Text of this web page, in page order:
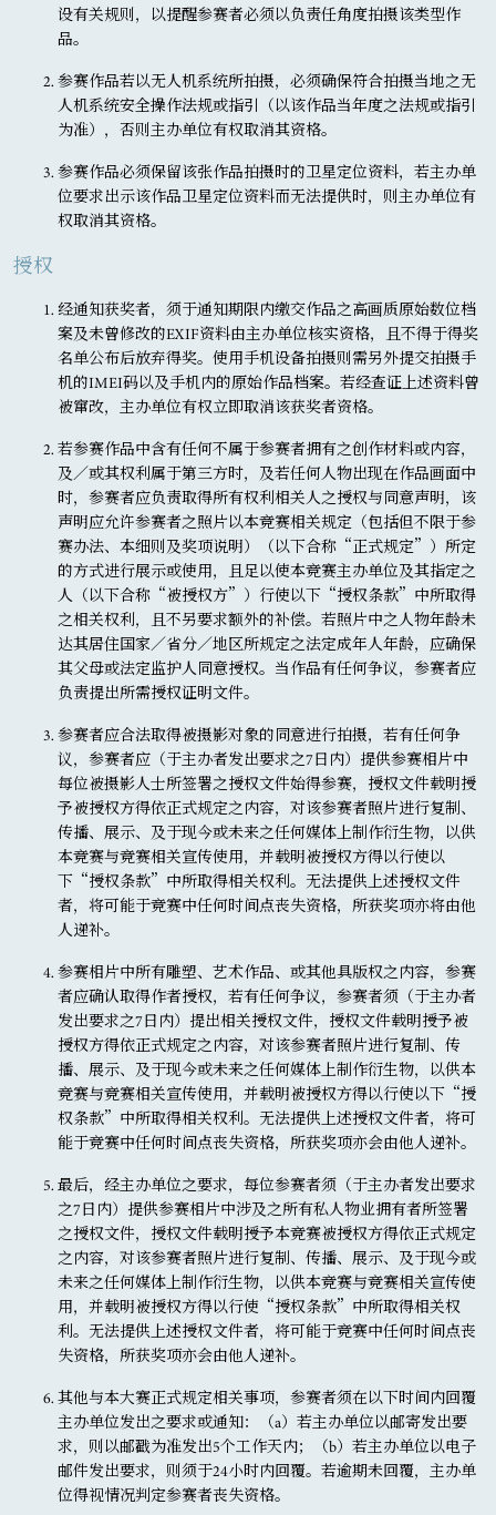
设有关规则，以提醒参赛者必须以负责任角度拍摄该类型作
品。
参赛作品若以无人机系统所拍摄，必须确保符合拍摄当地之无
人机系统安全操作法规或指引（以该作品当年度之法规或指引
为准），否则主办单位有权取消其资格。
参赛作品必须保留该张作品拍摄时的卫星定位资料，若主办单
位要求出示该作品卫星定位资料而无法提供时，则主办单位有
权取消其资格。
授权
经通知获奖者，须于通知期限内缴交作品之高画质原始数位档
案及未曾修改的EXIF资料由主办单位核实资格，且不得于得奖
名单公布后放弃得奖。使用手机设备拍摄则需另外提交拍摄手
机的IMEI码以及手机内的原始作品档案。若经查证上述资料曾
被窜改，主办单位有权立即取消该获奖者资格。
若参赛作品中含有任何不属于参赛者拥有之创作材料或内容，
及／或其权利属于第三方时，及若任何人物出现在作品画面中
时，参赛者应负责取得所有权利相关人之授权与同意声明，该
声明应允许参赛者之照片以本竞赛相关规定（包括但不限于参
赛办法、本细则及奖项说明）（以下合称“正式规定”）所定
的方式进行展示或使用，且足以使本竞赛主办单位及其指定之
人（以下合称“被授权方”）行使以下“授权条款”中所取得
之相关权利，且不另要求额外的补偿。若照片中之人物年龄未
达其居住国家／省分／地区所规定之法定成年人年龄，应确保
其父母或法定监护人同意授权。当作品有任何争议，参赛者应
负责提出所需授权证明文件。
参赛者应合法取得被摄影对象的同意进行拍摄，若有任何争
议，参赛者应（于主办者发出要求之7日内）提供参赛相片中
每位被摄影人士所签署之授权文件始得参赛，授权文件载明授
予被授权方得依正式规定之内容，对该参赛者照片进行复制、
传播、展示、及于现今或未来之任何媒体上制作衍生物，以供
本竞赛与竞赛相关宣传使用，并载明被授权方得以行使以
下“授权条款”中所取得相关权利。无法提供上述授权文件
者，将可能于竞赛中任何时间点丧失资格，所获奖项亦将由他
人递补。
参赛相片中所有雕塑、艺术作品、或其他具版权之内容，参赛
者应确认取得作者授权，若有任何争议，参赛者须（于主办者
发出要求之7日内）提出相关授权文件，授权文件载明授予被
授权方得依正式规定之内容，对该参赛者照片进行复制、传
播、展示、及于现今或未来之任何媒体上制作衍生物，以供本
竞赛与竞赛相关宣传使用，并载明被授权方得以行使以下“授
权条款”中所取得相关权利。无法提供上述授权文件者，将可
能于竞赛中任何时间点丧失资格，所获奖项亦会由他人递补。
最后，经主办单位之要求，每位参赛者须（于主办者发出要求
之7日内）提供参赛相片中涉及之所有私人物业拥有者所签署
之授权文件，授权文件载明授予本竞赛被授权方得依正式规定
之内容，对该参赛者照片进行复制、传播、展示、及于现今或
未来之任何媒体上制作衍生物，以供本竞赛与竞赛相关宣传使
用，并载明被授权方得以行使“授权条款”中所取得相关权
利。无法提供上述授权文件者，将可能于竞赛中任何时间点丧
失资格，所获奖项亦会由他人递补。
其他与本大赛正式规定相关事项，参赛者须在以下时间内回覆
主办单位发出之要求或通知：（a）若主办单位以邮寄发出要
求，则以邮戳为准发出5个工作天内；（b）若主办单位以电子
邮件发出要求，则须于24小时内回覆。若逾期未回覆，主办单
位得视情况判定参赛者丧失资格。